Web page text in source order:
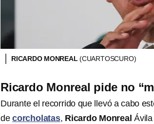
RICARDO MONREAL(CUARTOSCURO)
Ricardo Monreal pide no
Durante el recorrido que llevó a cabo
de corcholatas, Ricardo Monreal